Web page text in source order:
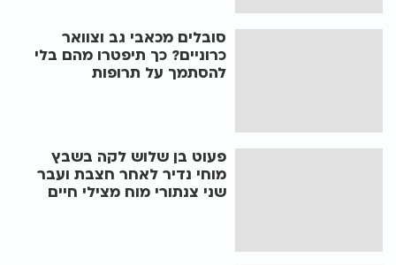
סובלים מכאבי גב וצוואר
כרוניים? כך תיפטרו מהם בלי
להסתמך על תרופות
פעוט בן שלוש לקה בשבץ
מוחי נדיר לאחר חצבת ועבר
שני צנתורי מוח מצילי חיים